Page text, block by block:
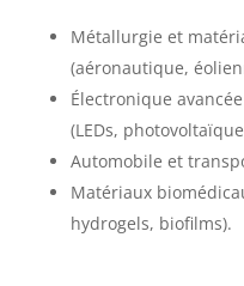
Métallurgie et
(aéronautique,
Électronique
(LEDs,
Automobile et
Matériaux
hydrogels, biofilms).